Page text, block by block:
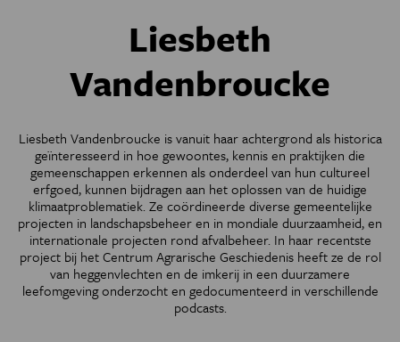
PSYCHE & BREIN
PODCAST AGENDA
Liesbeth
Vandenbroucke
Liesbeth Vandenbroucke is vanuit haar achtergrond als historica
geïnteresseerd in hoe gewoontes, kennis en praktijken die
gemeenschappen erkennen als onderdeel van hun cultureel
erfgoed, kunnen bijdragen aan het oplossen van de huidige
klimaatproblematiek. Ze coördineerde diverse gemeentelijke
projecten in landschapsbeheer en in mondiale duurzaamheid, en
internationale projecten rond afvalbeheer. In haar recentste
project bij het Centrum Agrarische Geschiedenis heeft ze de rol
van heggenvlechten en de imkerij in een duurzamere
leefomgeving onderzocht en gedocumenteerd in verschillende
podcasts.